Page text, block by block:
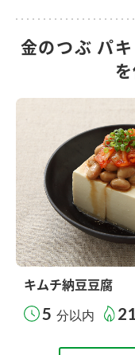
金のつぶ パ
キムチ納豆豆腐
5 分以内